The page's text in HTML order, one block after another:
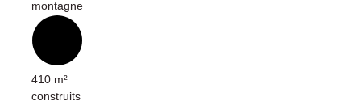
montagne
410 m²
construits